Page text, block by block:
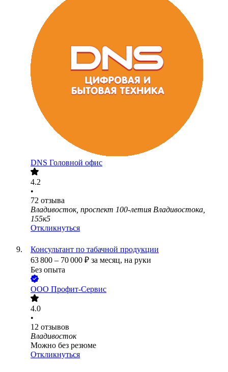
DNS Головной офис
4.2
•
72 отзыва
Владивосток, проспект 100-летия Владивостока,
155к5
Откликнуться
Консультант по табачной продукции
63 800 – 70 000 ₽ за месяц, на руки
Без опыта
ООО Профит-Сервис
4.0
•
12 отзывов
Владивосток
Можно без резюме
Откликнуться